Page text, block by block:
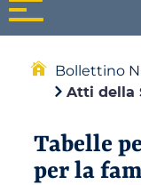
Bollettino
Atti della
Tabelle
per la